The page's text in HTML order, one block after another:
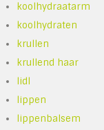
koolhydraatarm
koolhydraten
krullen
krullend haar
lidl
lippen
lippenbalsem